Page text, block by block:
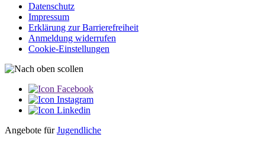
Datenschutz
Impressum
Erklärung zur Barriere­­freiheit
Anmeldung widerrufen
Cookie-Einstellungen
Angebote fürJugendliche